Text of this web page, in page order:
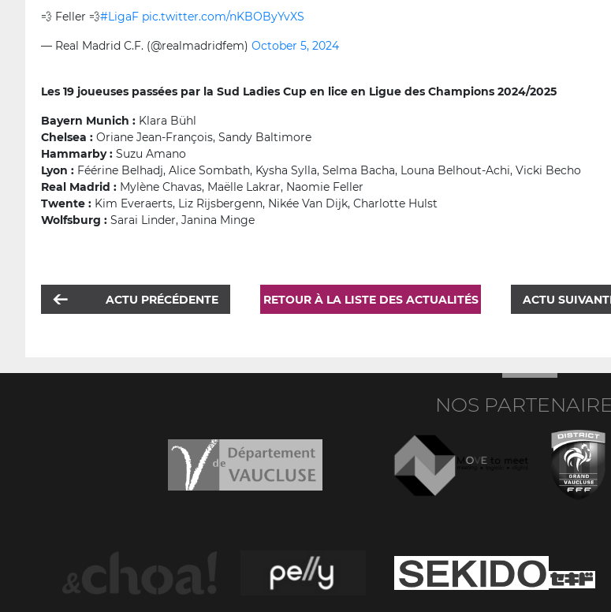
💨 Feller 💨#LigaF pic.twitter.com/nKBOByYvXS
— Real Madrid C.F. (@realmadridfem) October 5, 2024
Les 19 joueuses passées par la Sud Ladies Cup en lice en Ligue des Champions 2024/2025
Bayern Munich : Klara Bühl
Chelsea : Oriane Jean-François, Sandy Baltimore
Hammarby : Suzu Amano
Lyon : Féérine Belhadj, Alice Sombath, Kysha Sylla, Selma Bacha, Louna Belhout-Achi, Vicki Becho
Real Madrid : Mylène Chavas, Maëlle Lakrar, Naomie Feller
Twente : Kim Everaerts, Liz Rijsbergenn, Nikée Van Dijk, Charlotte Hulst
Wolfsburg : Sarai Linder, Janina Minge
ACTU PRÉCÉDENTE RETOUR À LA LISTE DES ACTUALITÉS ACTU
NOS